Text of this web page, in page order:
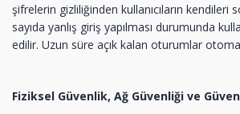
şifrelerin gizliliğinden kullanıcıların kendileri
sayıda yanlış giriş yapılması durumunda
edilir. Uzun süre açık kalan oturumlar
Fiziksel Güvenlik, Ağ Güvenliği ve